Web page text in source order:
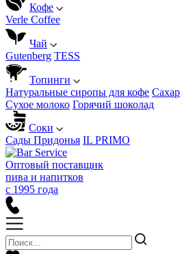
Кофе
Verle Coffee
Чай
Gutenberg TESS
Топинги
Натуральные сиропы для кофе Сахар
Сухое молоко Горячий шоколад
Соки
Сады Придонья IL PRIMO
Оптовый поставщик
пива и напитков
с 1995 года